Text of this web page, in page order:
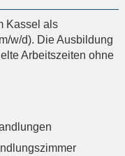
Kassel als
w/d). Die Ausbildung
Arbeitszeiten ohne